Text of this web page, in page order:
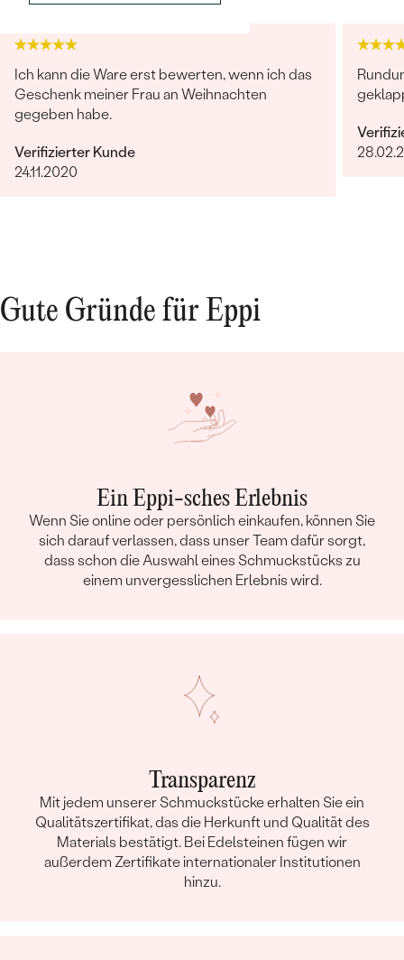
Bestseller
Ich kann die Ware erst bewerten, wenn ich das
Geschenk meiner Frau an Weihnachten
gegeben habe.
Verifizierter Kunde
24.11.2020
Gute Gründe für Eppi
Ein Eppi-sches Erlebnis
Wenn Sie online oder persönlich einkaufen, können Sie
sich darauf verlassen, dass unser Team dafür sorgt,
dass schon die Auswahl eines Schmuckstücks zu
einem unvergesslichen Erlebnis wird.
Transparenz
Mit jedem unserer Schmuckstücke erhalten Sie ein
Qualitätszertifikat, das die Herkunft und Qualität des
Materials bestätigt. Bei Edelsteinen fügen wir
außerdem Zertifikate internationaler Institutionen
hinzu.